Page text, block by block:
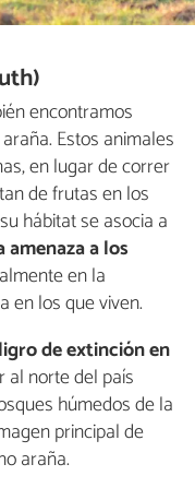
encontramos
Estos animales
en lugar de correr
de frutas en los
hábitat se asocia a
amenaza a los
en la
en los que viven.
de extinción en
al norte del país
húmedos de la
principal de
araña.